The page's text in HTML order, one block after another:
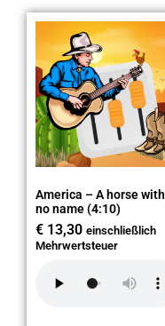
America – A horse with
no name (4:10)
€ 13,30 einschließlich
Mehrwertsteuer